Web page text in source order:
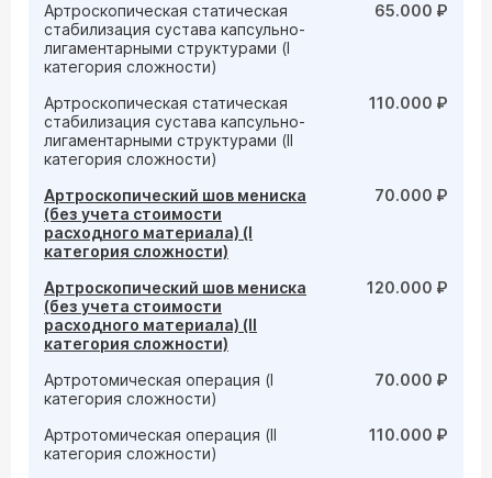
Артроскопическая статическая
стабилизация сустава капсульно-
лигаментарными структурами (I
категория сложности)
65.000 ₽
Артроскопическая статическая
стабилизация сустава капсульно-
лигаментарными структурами (II
категория сложности)
110.000 ₽
Артроскопический шов мениска
(без учета стоимости
расходного материала) (I
категория сложности)
70.000 ₽
Артроскопический шов мениска
(без учета стоимости
расходного материала) (II
категория сложности)
120.000 ₽
Артротомическая операция (I
категория сложности)
70.000 ₽
Артротомическая операция (II
категория сложности)
110.000 ₽